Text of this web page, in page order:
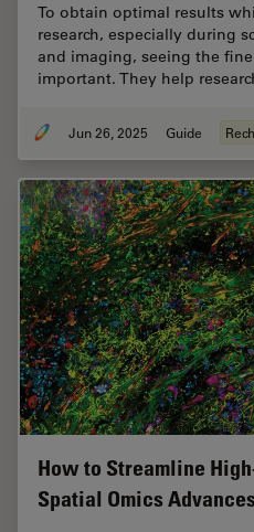
To obtain optimal results
research, especially during
and imaging, seeing the
important. They help
Jun 26, 2025 Guide
How to Streamline
Spatial Omics